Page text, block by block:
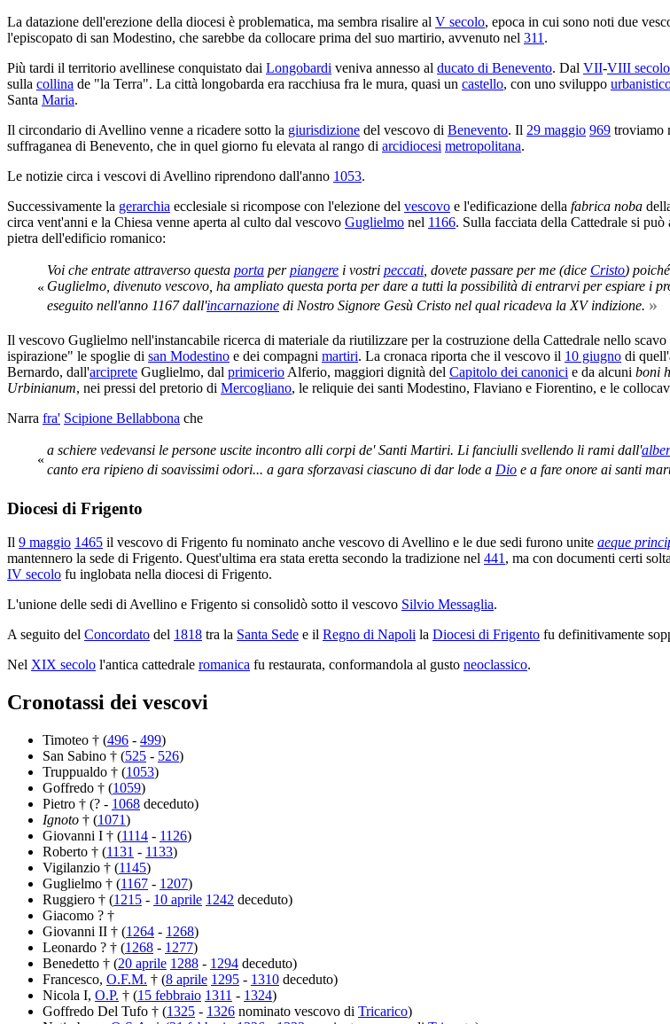
La datazione dell'erezione della diocesi è problematica, ma sembra risalire al V secolo, epoca in cui sono noti due
l'episcopato di san Modestino, che sarebbe da collocare prima del suo martirio, avvenuto nel 311 .
Più tardi il territorio avellinese conquistato dai Longobardi veniva annesso al ducato di Benevento. Dal VII-VIII secolo
sulla collina de "la Terra". La città longobarda era racchiusa fra le mura, quasi un castello, con uno sviluppo
Santa Maria.
Il circondario di Avellino venne a ricadere sotto la giurisdizione del vescovo di Benevento. Il 29 maggio 969 troviamo
suffraganea di Benevento, che in quel giorno fu elevata al rango di arcidiocesi metropolitana.
Le notizie circa i vescovi di Avellino riprendono dall'anno 1053.
Successivamente la gerarchia ecclesiale si ricompose con l'elezione del vescovo e l'edificazione della fabrica noba
circa vent'anni e la Chiesa venne aperta al culto dal vescovo Guglielmo nel 1166. Sulla facciata della Cattedrale si
pietra dell'edificio romanico:
«
Voi che entrate attraverso questa porta perpiangere i vostri peccati , dovete passare per me (dice Cristo)
Guglielmo, divenuto vescovo, ha ampliato questa porta per dare a tutti la possibilità di entrarvi per espiare i
eseguito nell'anno 1167 dall'incarnazione di Nostro Signore Gesù Cristo nel qual ricadeva la XV indizione. »
Il vescovo Guglielmo nell'instancabile ricerca di materiale da riutilizzare per la costruzione della Cattedrale nello
ispirazione" le spoglie di san Modestino e dei compagni martiri. La cronaca riporta che il vescovo il 10 giugno di
Bernardo, dall'arciprete Guglielmo, dal primicerio Alferio, maggiori dignità del Capitolo dei canonici e da alcuni boni
Urbinianum, nei pressi del pretorio di Mercogliano, le reliquie dei santi Modestino, Flaviano e Fiorentino, e le
Narra fra' Scipione Bellabbona che
«
a schiere vedevansi le persone uscite incontro alli corpi de' Santi Martiri. Li fanciulli svellendo li rami dall'
canto era ripieno di soavissimi odori... a gara sforzavasi ciascuno di dar lode a Dio e a fare onore ai santi
Diocesi di Frigento
Il 9 maggio 1465 il vescovo di Frigento fu nominato anche vescovo di Avellino e le due sedi furono unite aeque
mantennero la sede di Frigento. Quest'ultima era stata eretta secondo la tradizione nel 441 , ma con documenti certi
IV secolo fu inglobata nella diocesi di Frigento.
L'unione delle sedi di Avellino e Frigento si consolidò sotto il vescovo Silvio Messaglia.
A seguito del Concordato del 1818 tra la Santa Sede e il Regno di Napoli la Diocesi di Frigento fu definitivamente
Nel XIX secolo l'antica cattedrale romanica fu restaurata, conformandola al gusto neoclassico.
Cronotassi dei vescovi
Timoteo † (496 - 499)
San Sabino † (525 - 526)
Truppualdo † (1053)
Goffredo † (1059)
Pietro † (? - 1068 deceduto)
Ignoto † (1071)
Giovanni I † (1114 - 1126)
Roberto † (1131 - 1133)
Vigilanzio † (1145)
Guglielmo † (1167 - 1207)
Ruggiero † (1215 - 10 aprile 1242 deceduto)
Giacomo ? †
Giovanni II † (1264 - 1268)
Leonardo ? † (1268 - 1277)
Benedetto † (20 aprile 1288 - 1294 deceduto)
Francesco, O.F.M. † (8 aprile 1295 - 1310 deceduto)
Nicola I, O.P. † (15 febbraio 1311 - 1324)
Goffredo Del Tufo † (1325 - 1326 nominato vescovo di Tricarico)